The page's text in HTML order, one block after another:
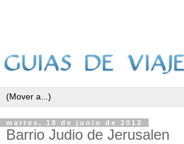
martes, 18 de junio de 2013
Barrio Judio de Jerusalen